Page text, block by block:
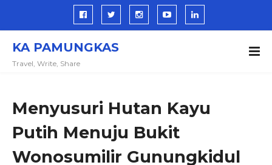
KA PAMUNGKAS
Travel, Write, Share
Menyusuri Hutan Kayu
Putih Menuju Bukit
Wonosumilir Gunungkidul